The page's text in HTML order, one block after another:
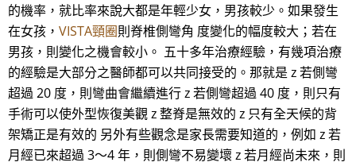
的機率，就比率來說大都是年輕少女，男孩較少。如果發生
在女孩， VISTA頸圈則脊椎側彎角 度變化的幅度較大；若在
男孩，則變化之機會較小。 五十多年治療經驗，有幾項治療
的經驗是大部分之醫師都可以共同接受的。那就是 z 若側彎
超過 20 度，則彎曲會繼續進行 z 若側彎超過 40 度，則只有
手術可以使外型恢復美觀 z 整脊是無效的 z 只有全天候的背
架矯正是有效的 另外有些觀念是家長需要知道的，例如 z 若
月經已來超過 3～4 年，則側彎不易變壞 z 若月經尚未來，則